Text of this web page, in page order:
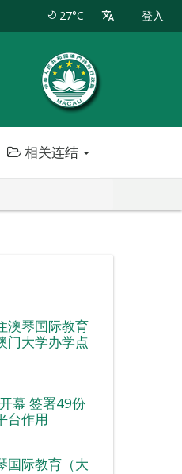
27°C 登入
相关连结
澳琴国际教育
门大学办学点
幕 签署49份
台作用
国际教育（大